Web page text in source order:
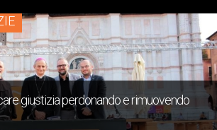
giustizia perdonando e rimuovendo